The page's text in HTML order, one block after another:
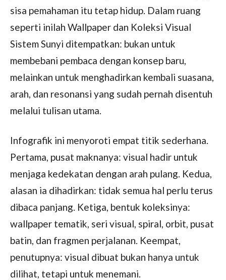
sisa pemahaman itu tetap hidup. Dalam ruang
seperti inilah Wallpaper dan Koleksi Visual
Sistem Sunyi ditempatkan: bukan untuk
membebani pembaca dengan konsep baru,
melainkan untuk menghadirkan kembali suasana,
arah, dan resonansi yang sudah pernah disentuh
melalui tulisan utama.
Infografik ini menyoroti empat titik sederhana.
Pertama, pusat maknanya: visual hadir untuk
menjaga kedekatan dengan arah pulang. Kedua,
alasan ia dihadirkan: tidak semua hal perlu terus
dibaca panjang. Ketiga, bentuk koleksinya:
wallpaper tematik, seri visual, spiral, orbit, pusat
batin, dan fragmen perjalanan. Keempat,
penutupnya: visual dibuat bukan hanya untuk
dilihat, tetapi untuk menemani.